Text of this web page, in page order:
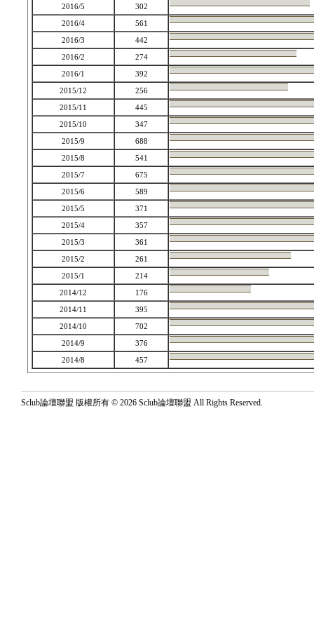
2016/5
302
2016/4
561
2016/3
442
2016/2
274
2016/1
392
2015/12
256
2015/11
445
2015/10
347
2015/9
688
2015/8
541
2015/7
675
2015/6
589
2015/5
371
2015/4
357
2015/3
361
2015/2
261
2015/1
214
2014/12
176
2014/11
395
2014/10
702
2014/9
376
2014/8
457
Sclub論壇聯盟 版權所有 © 2026 Sclub論壇聯盟 All Rights Reserved.